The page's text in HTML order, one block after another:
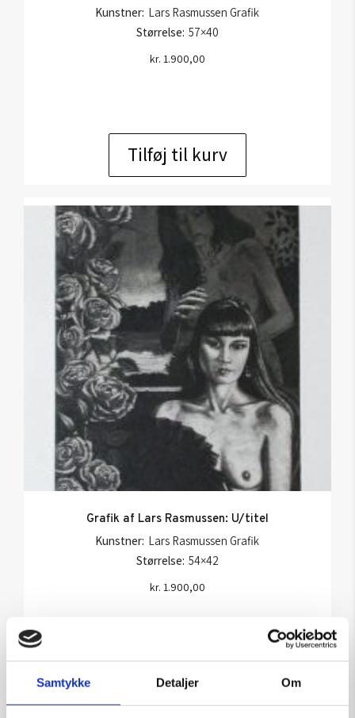
Samtykke Detaljer Om
Kunstner: Lars Rasmussen Grafik
Størrelse: 57×40
kr. 1.900,00
Tilføj til kurv
Grafik af Lars Rasmussen: U/titel
Kunstner: Lars Rasmussen Grafik
Størrelse: 54×42
kr. 1.900,00
Tilføj til kurv